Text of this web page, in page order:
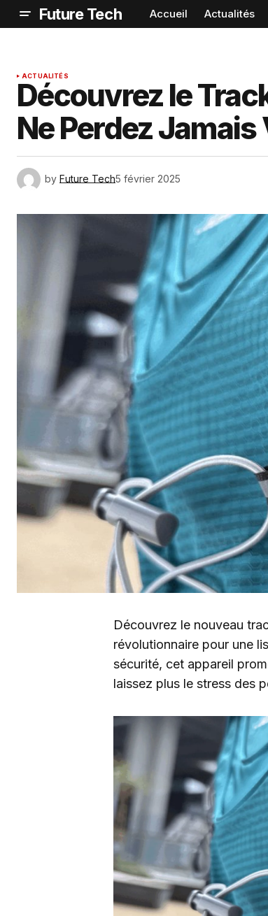
Future Tech Accueil Actualités
ACTUALITÉS
Découvrez le
Ne Perdez
by Future Tech5 février 2025
Découvrez le nouveau
révolutionnaire pour une
sécurité, cet appareil
laissez plus le stress des